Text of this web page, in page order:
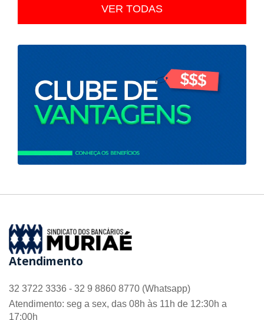
VER TODAS
Atendimento
32 3722 3336 - 32 9 8860 8770 (Whatsapp)
Atendimento: seg a sex, das 08h às 11h de 12:30h a
17:00h